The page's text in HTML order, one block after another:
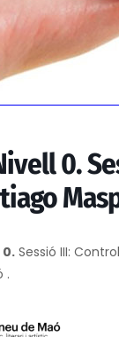
0.
0.Sessió III:
.